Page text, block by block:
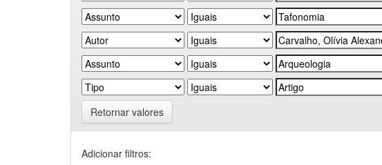
Retornar valores
Adicionar filtros: